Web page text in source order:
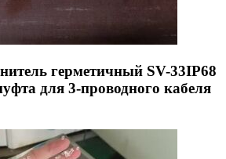
герметичный SV-33IP68
для 3-проводного кабеля